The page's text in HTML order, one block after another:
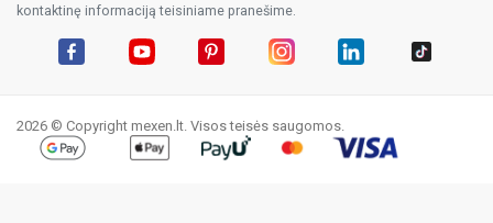
kontaktinę informaciją teisiniame pranešime.
2026 © Copyright mexen.lt. Visos teisės saugomos.